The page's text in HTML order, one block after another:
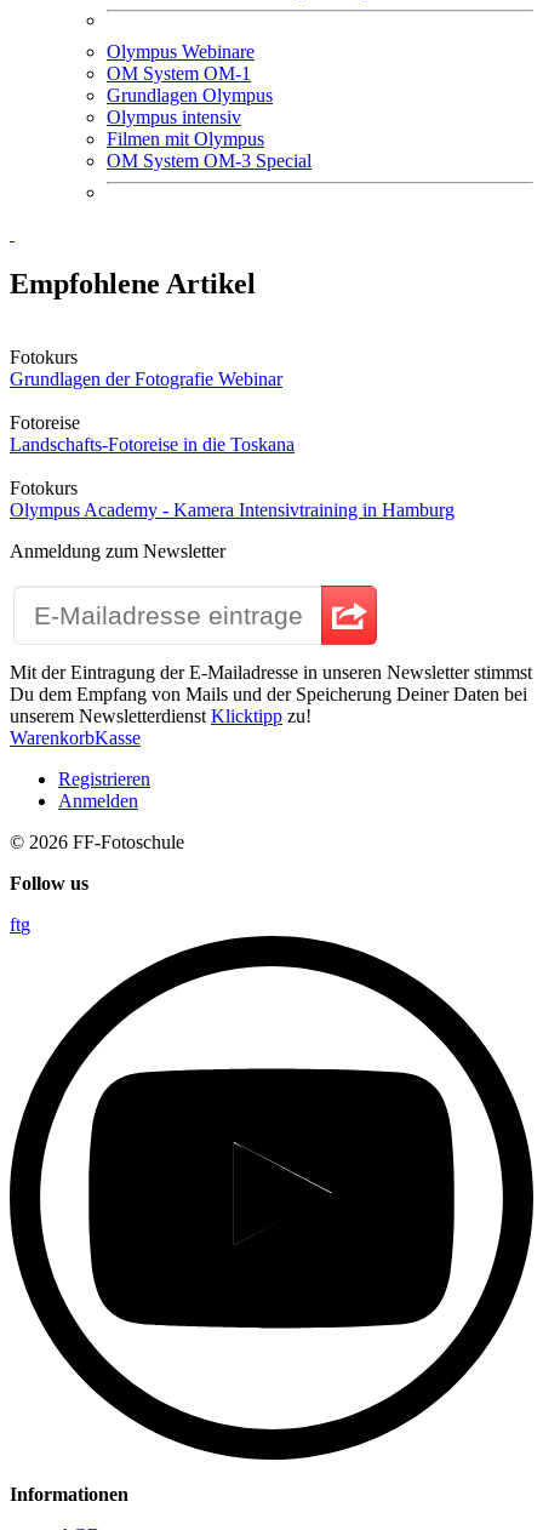
Olympus Webinare
OM System OM-1
Grundlagen Olympus
Olympus intensiv
Filmen mit Olympus
OM System OM-3 Special
Empfohlene Artikel
Fotokurs
Grundlagen der Fotografie Webinar
Fotoreise
Landschafts-Fotoreise in die Toskana
Fotokurs
Olympus Academy - Kamera Intensivtraining in Hamburg
Anmeldung zum Newsletter
Mit der Eintragung der E-Mailadresse in unseren Newsletter stimmst
Du dem Empfang von Mails und der Speicherung Deiner Daten bei
unserem Newsletterdienst Klicktipp zu!
WarenkorbKasse
Registrieren
Anmelden
© 2026 FF-Fotoschule
Follow us
ftg
Informationen